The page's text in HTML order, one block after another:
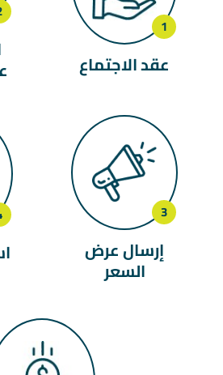
عقد الاجتماع
إرسال عرض
السعر